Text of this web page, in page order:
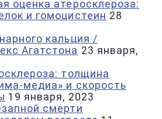
оценка атеросклероза:
и гомоцистеин 28
кальция /
Агатстона 23 января,
толщина
медиа» и скорость
19 января, 2023
смерти